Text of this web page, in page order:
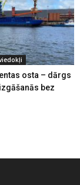
osta – dārgs
bez